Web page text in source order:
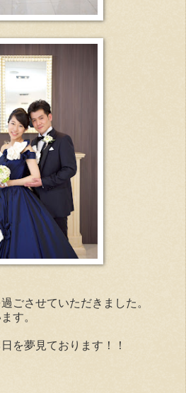
ごさせていただきました。
す。
を夢見ております！！